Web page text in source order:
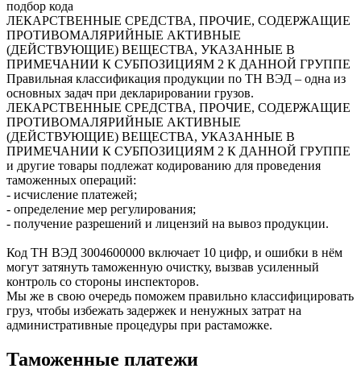
подбор кода
ЛЕКАРСТВЕННЫЕ СРЕДСТВА, ПРОЧИЕ, СОДЕРЖАЩИЕ
ПРОТИВОМАЛЯРИЙНЫЕ АКТИВНЫЕ
(ДЕЙСТВУЮЩИЕ) ВЕЩЕСТВА, УКАЗАННЫЕ В
ПРИМЕЧАНИИ К СУБПОЗИЦИЯМ 2 К ДАННОЙ ГРУППЕ
Правильная классификация продукции по ТН ВЭД – одна из
основных задач при декларировании грузов.
ЛЕКАРСТВЕННЫЕ СРЕДСТВА, ПРОЧИЕ, СОДЕРЖАЩИЕ
ПРОТИВОМАЛЯРИЙНЫЕ АКТИВНЫЕ
(ДЕЙСТВУЮЩИЕ) ВЕЩЕСТВА, УКАЗАННЫЕ В
ПРИМЕЧАНИИ К СУБПОЗИЦИЯМ 2 К ДАННОЙ ГРУППЕ
и другие товары подлежат кодированию для проведения
таможенных операций:
- исчисление платежей;
- определение мер регулирования;
- получение разрешений и лицензий на вывоз продукции.
Код ТН ВЭД 3004600000 включает 10 цифр, и ошибки в нём
могут затянуть таможенную очистку, вызвав усиленный
контроль со стороны инспекторов.
Мы же в свою очередь поможем правильно классифицировать
груз, чтобы избежать задержек и ненужных затрат на
административные процедуры при растаможке.
Таможенные платежи